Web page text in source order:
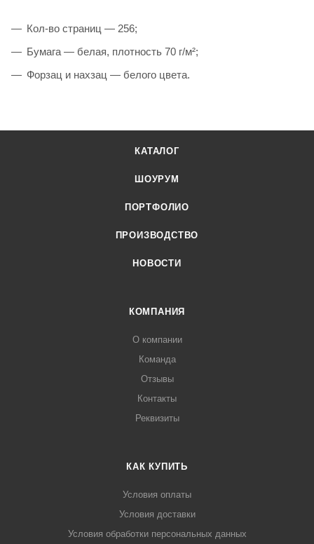
Кол-во страниц — 256;
Бумага — белая, плотность 70 г/м²;
Форзац и нахзац — белого цвета.
КАТАЛОГ
ШОУРУМ
ПОРТФОЛИО
ПРОИЗВОДСТВО
НОВОСТИ
КОМПАНИЯ
О компании
Команда
Отзывы
Контакты
Реквизиты
КАК КУПИТЬ
Условия оплаты
Условия доставки
Условия обработки персональных данных